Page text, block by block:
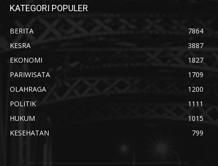
KATEGORI POPULER
BERITA
7864
KESRA
3887
EKONOMI
1827
PARIWISATA
1709
OLAHRAGA
1200
POLITIK
1111
HUKUM
1015
KESEHATAN
799